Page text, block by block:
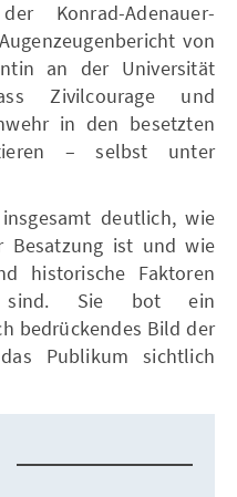
Konrad-Adenauer-
von
an der Universität
Zivilcourage und
in den besetzten
– selbst unter
deutlich, wie
Besatzung ist und wie
historische Faktoren
sind. Sie bot ein
bedrückendes Bild der
Publikum sichtlich